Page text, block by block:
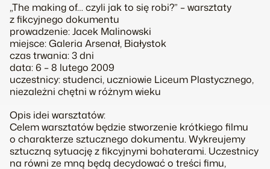
„The making of… czyli jak to się robi?” – warsztaty
z fikcyjnego dokumentu
prowadzenie: Jacek Malinowski
miejsce: Galeria Arsenał, Białystok
czas trwania: 3 dni
data: 6 – 8 lutego 2009
uczestnicy: studenci, uczniowie Liceum Plastycznego,
niezależni chętni w różnym wieku
Opis idei warsztatów:
Celem warsztatów będzie stworzenie krótkiego filmu
o charakterze sztucznego dokumentu. Wykreujemy
sztuczną sytuację z fikcyjnymi bohaterami. Uczestnicy
na równi ze mną będą decydować o treści fimu,